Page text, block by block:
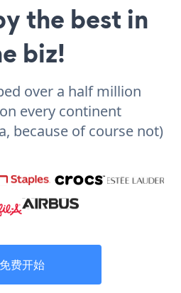
the best in
biz!
over a half million
every continent
because of course not)
免费开始